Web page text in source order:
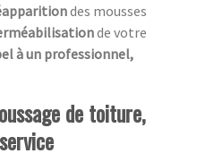
des mousses
de votre
à un professionnel,
de toiture,